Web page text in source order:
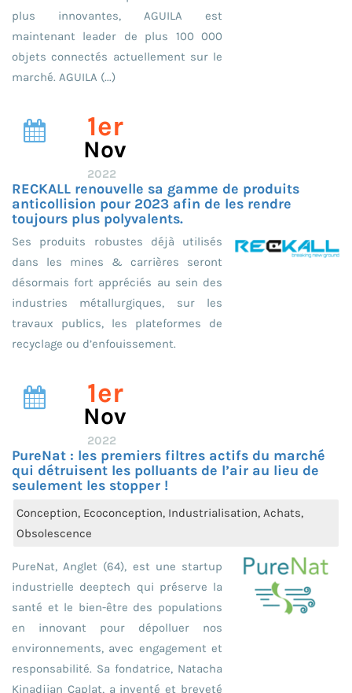
plus innovantes, AGUILA est
maintenant leader de plus 100 000
objets connectés actuellement sur le
marché. AGUILA (...)
1er
Nov
2022
RECKALL renouvelle sa gamme de produits
anticollision pour 2023 afin de les rendre
toujours plus polyvalents.
Ses produits robustes déjà utilisés
dans les mines & carrières seront
désormais fort appréciés au sein des
industries métallurgiques, sur les
travaux publics, les plateformes de
recyclage ou d’enfouissement.
1er
Nov
2022
PureNat : les premiers filtres actifs du marché
qui détruisent les polluants de l’air au lieu de
seulement les stopper !
Conception, Ecoconception, Industrialisation, Achats,
Obsolescence
PureNat, Anglet (64), est une startup
industrielle deeptech qui préserve la
santé et le bien-être des populations
en innovant pour dépolluer nos
environnements, avec engagement et
responsabilité. Sa fondatrice, Natacha
Kinadjian Caplat, a inventé et breveté